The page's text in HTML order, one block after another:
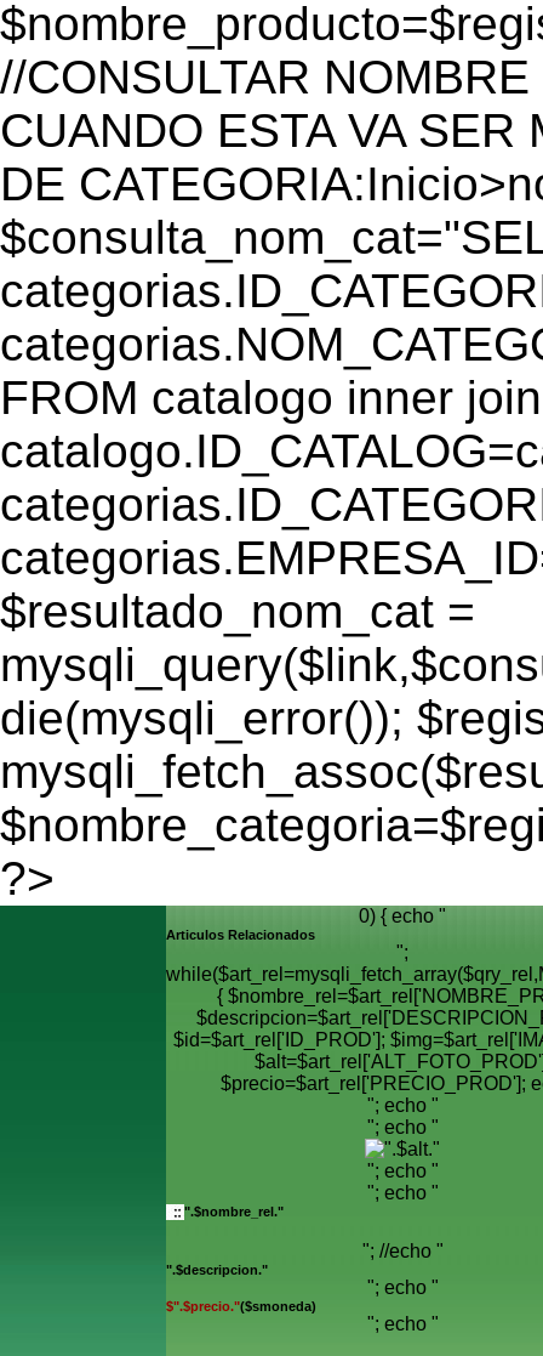
//CONSULTAR
CUANDO ESTA VA
DE
FROM catalogo inner
$resultado_nom_cat =
die(mysqli_error());
?>
0) { echo "
Articulos Relacionados
";
{
$id=$art_rel['ID_PROD'];
$precio=$art_rel['PRECIO_PROD'];
"; echo "
"; echo "
"; echo "
"; echo "
".$nombre_rel."
"; //echo "
".$descripcion."
"; echo "
$".$precio."($smoneda)
"; echo "